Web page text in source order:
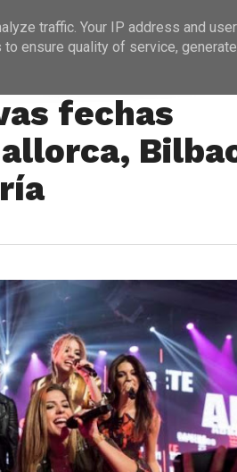
ENTREVISTAS
fechas
traffic. Your IP address and
ensure quality of service,